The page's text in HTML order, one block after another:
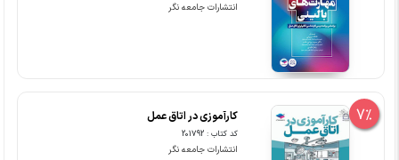
انتشارات جامعه نگر
7% کارآموزی در اتاق عمل
کد کتاب : 201792
انتشارات جامعه نگر